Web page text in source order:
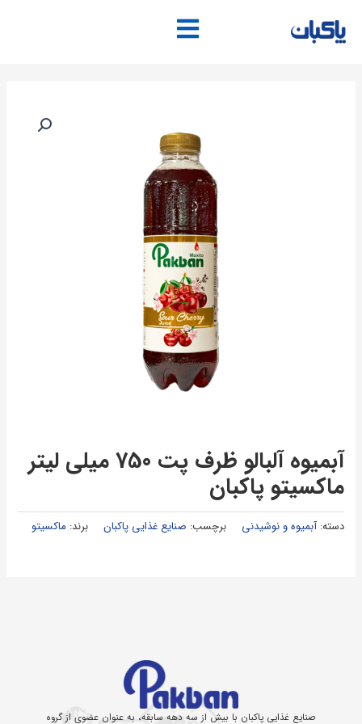
محتوا
آبمیوه آلبالو ظرف پت 750 میلی لیتر
ماكسیتو پاكبان
دسته:آبمیوه و نوشیدنی برچسب: صنایع غذایی پاکبان برند: ماکسیتو
صنایع غذایی پاکبان با بیش از سه دهه سابقه، به عنوان عضوی از گروه